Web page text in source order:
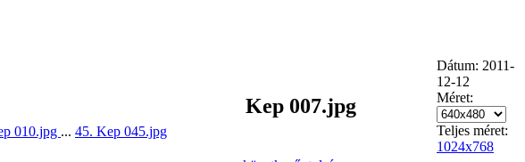
010.jpg ... 45. Kep 045.jpg
Kep 007.jpg
Dátum: 2011-
12-12
Méret:
Teljes méret:
1024x768